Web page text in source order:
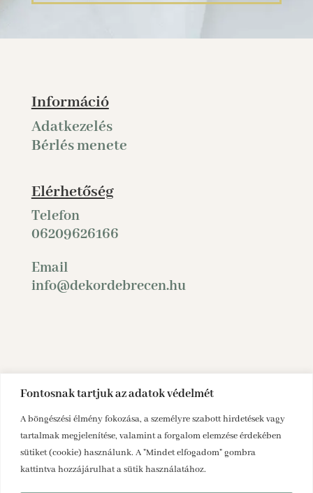
Fontosnak tartjuk az adatok védelmét
A böngészési élmény fokozása, a személyre szabott hirdetések vagy
tartalmak megjelenítése, valamint a forgalom elemzése érdekében
sütiket (cookie) használunk. A "Mindet elfogadom" gombra
kattintva hozzájárulhat a sütik használatához.
Információ
Adatkezelés
Bérlés menete
Elérhetőség
Telefon
06209626166
Email
info@dekordebrecen.hu